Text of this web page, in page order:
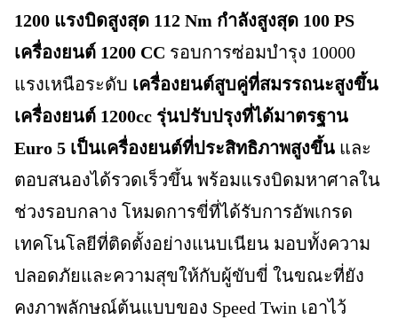
1200 แรงบิดสูงสุด 112 Nm กำลังสูงสุด 100 PS
เครื่องยนต์ 1200 CC รอบการซ่อมบำรุง 10000
แรงเหนือระดับ เครื่องยนต์สูบคู่ที่สมรรถนะสูงขึ้น
เครื่องยนต์ 1200cc รุ่นปรับปรุงที่ได้มาตรฐาน
Euro 5 เป็นเครื่องยนต์ที่ประสิทธิภาพสูงขึ้น และ
ตอบสนองได้รวดเร็วขึ้น พร้อมแรงบิดมหาศาลใน
ช่วงรอบกลาง โหมดการขี่ที่ได้รับการอัพเกรด
เทคโนโลยีที่ติดตั้งอย่างแนบเนียน มอบทั้งความ
ปลอดภัยและความสุขให้กับผู้ขับขี่ ในขณะที่ยัง
คงภาพลักษณ์ต้นแบบของ Speed Twin เอาไว้